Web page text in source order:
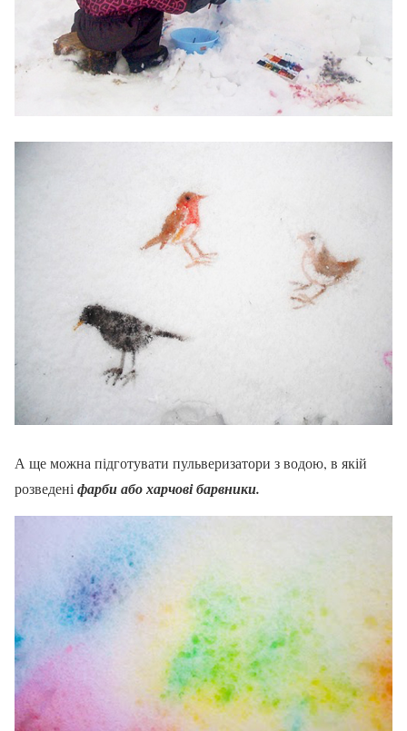
А ще можна підготувати пульверизатори з водою, в якій
розведені фарби або харчові барвники.